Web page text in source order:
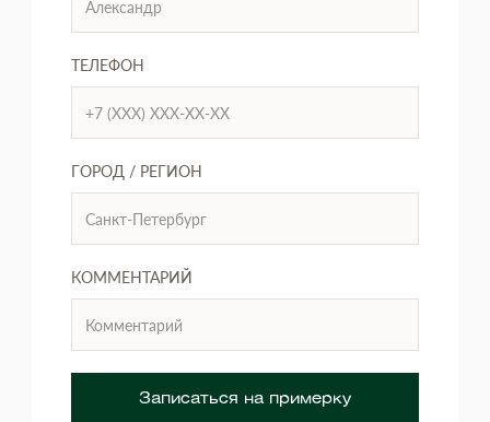
ТЕЛЕФОН
ГОРОД / РЕГИОН
КОММЕНТАРИЙ
Записаться на примерку